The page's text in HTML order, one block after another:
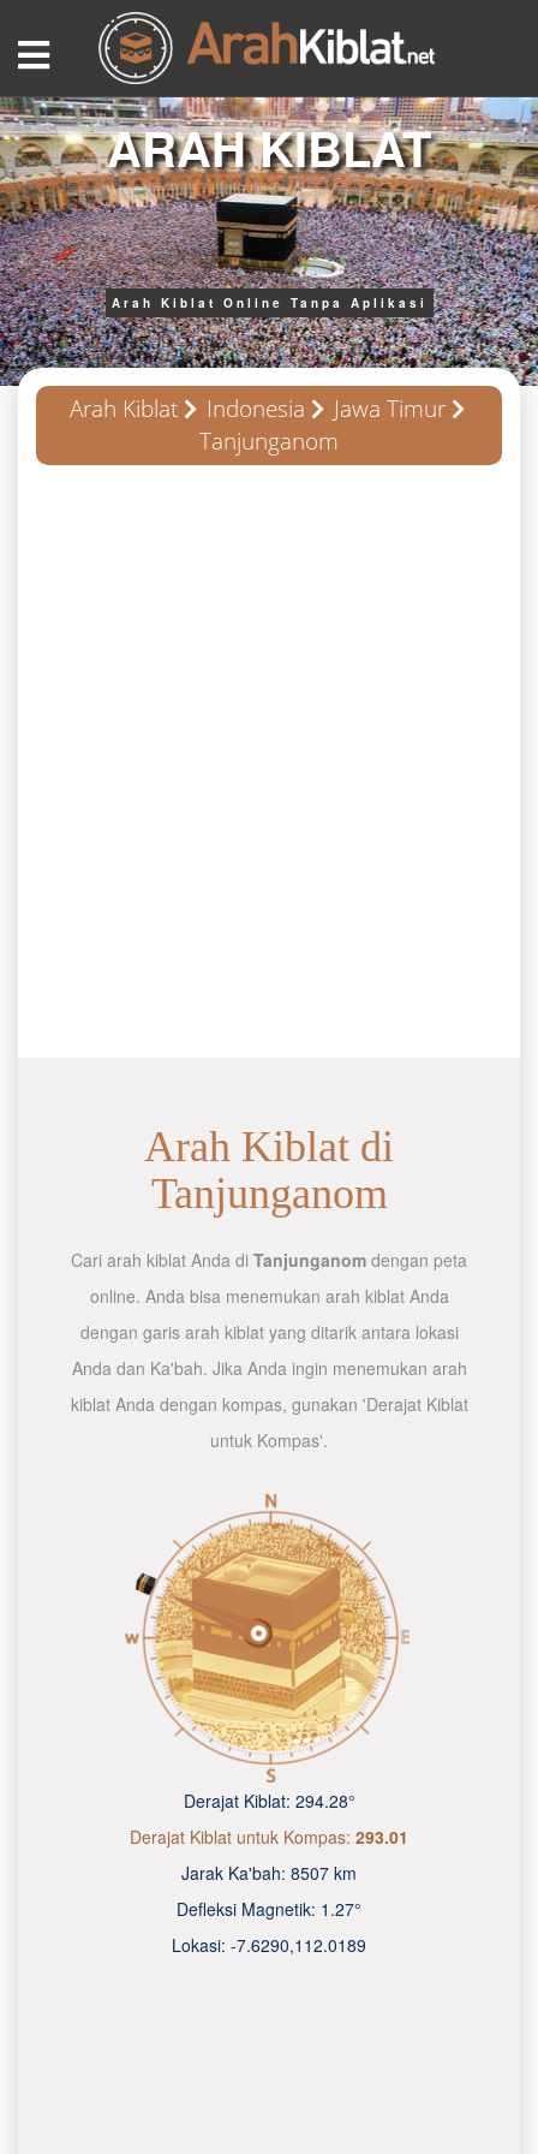
ARAH KIBLAT
Arah Kiblat Online Tanpa Aplikasi
Arah Kiblat Indonesia
Jawa Timur
Tanjunganom
Arah Kiblat di
Tanjunganom
Cari arah kiblat Anda di Tanjunganom dengan peta
online. Anda bisa menemukan arah kiblat Anda
dengan garis arah kiblat yang ditarik antara lokasi
Anda dan Ka'bah. Jika Anda ingin menemukan arah
kiblat Anda dengan kompas, gunakan 'Derajat Kiblat
untuk Kompas'.
Derajat Kiblat: 294.28°
Derajat Kiblat untuk Kompas: 293.01
Jarak Ka'bah: 8507 km
Defleksi Magnetik: 1.27°
Lokasi: -7.6290,112.0190